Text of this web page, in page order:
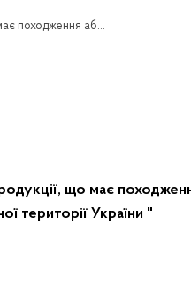
Наказ Держкомтелерадіо від 11.08.2017 №211 "Про видачу дозволів на ввезення видавничої продукції, що має походження або виготовлена та/або ввозиться з території держави-агресора, тимчасово окупованої території України "
що має
території України "